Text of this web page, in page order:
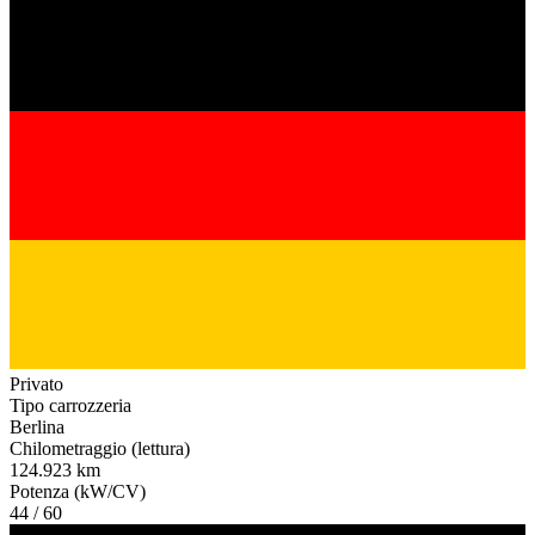
Privato
Tipo carrozzeria
Berlina
Chilometraggio (lettura)
124.923 km
Potenza (kW/CV)
44 / 60